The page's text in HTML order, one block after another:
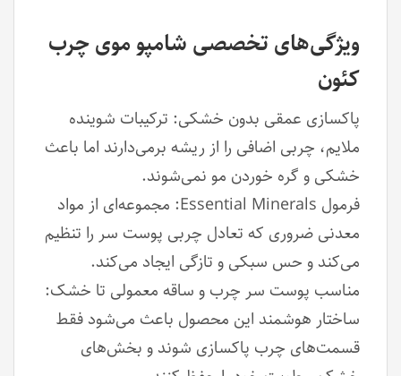
ویژگی‌های تخصصی شامپو موی چرب
کئون
پاکسازی عمقی بدون خشکی: ترکیبات شوینده
ملایم، چربی اضافی را از ریشه برمی‌دارند اما باعث
خشکی و گره خوردن مو نمی‌شوند.
فرمول Essential Minerals: مجموعه‌ای از مواد
معدنی ضروری که تعادل چربی پوست سر را تنظیم
می‌کند و حس سبکی و تازگی ایجاد می‌کند.
مناسب پوست سر چرب و ساقه معمولی تا خشک:
ساختار هوشمند این محصول باعث می‌شود فقط
قسمت‌های چرب پاکسازی شوند و بخش‌های